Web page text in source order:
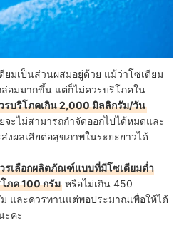
มเป็นส่วนผสมอยู่ด้วย แม้ว่าโซเดียม
อมมากขึ้น แต่ก็ไม่ควรบริโภคใน
รบริโภคเกิน 2,000 มิลลิกรัม/วัน
จะไม่สามารถกำจัดออกไปได้หมดและ
งผลเสียต่อสุขภาพในระยะยาวได้
รเลือกผลิตภัณฑ์แบบที่มีโซเดียมต่ำ
ภค 100 กรัม หรือไม่เกิน 450
และควรทานแต่พอประมาณเพื่อให้ได้
ะคะ